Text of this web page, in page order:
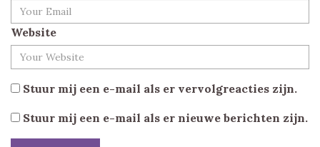
Website
Stuur mij een e-mail als er vervolgreacties zijn.
Stuur mij een e-mail als er nieuwe berichten zijn.